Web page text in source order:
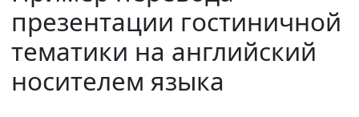
презентации гостиничной
тематики на английский
носителем языка